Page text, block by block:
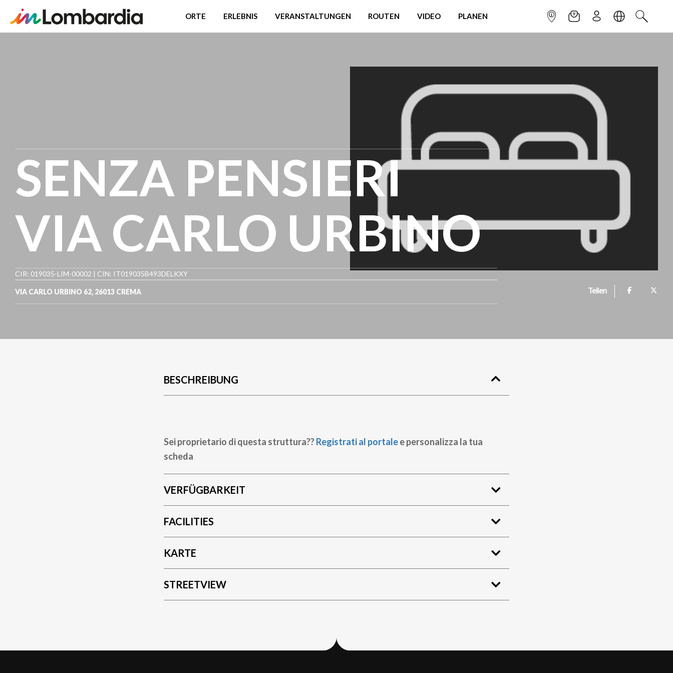
ORTE ERLEBNIS VERANSTALTUNGEN ROUTEN VIDEO PLANEN INFOPUNKTNEWSLETTER
ANMELDENSPRACHESUCHEN
SENZA PENSIERI
VIA CARLO URBINO
CIR: 019035-LIM-00002 | CIN: IT019035B493DELKXY
VIA CARLO URBINO 62, 26013 CREMA Teilen
BESCHREIBUNG
Sei proprietario di questa struttura??Registrati al portalee personalizza la tua
scheda
VERFÜGBARKEIT
FACILITIES
KARTE
STREETVIEW